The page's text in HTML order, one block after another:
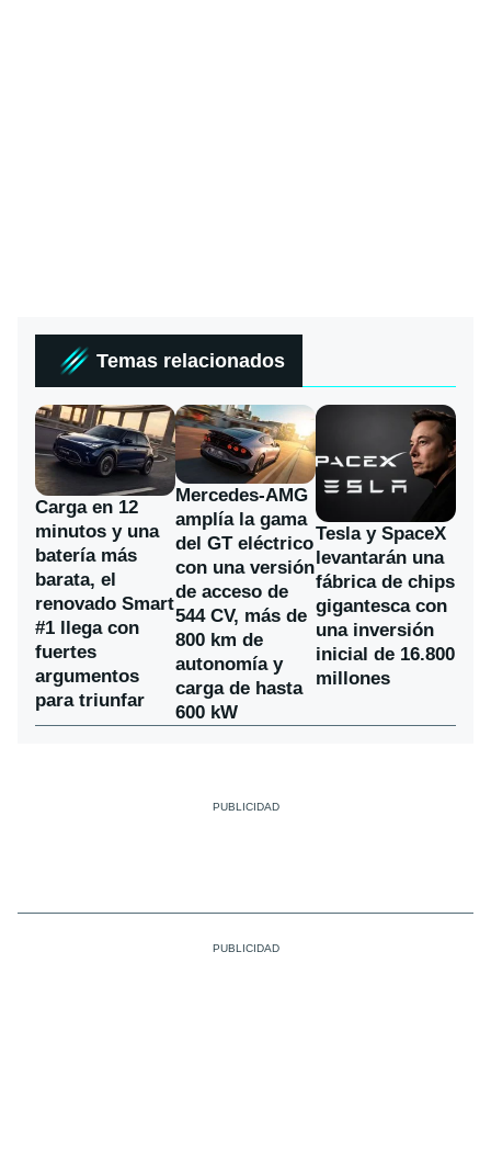
Temas relacionados
Carga en 12
minutos y una
batería más
barata, el
renovado Smart
#1 llega con
fuertes
argumentos
para triunfar
Mercedes-AMG
amplía la gama
del GT eléctrico
con una versión
de acceso de
544 CV, más de
800 km de
autonomía y
carga de hasta
600 kW
Tesla y SpaceX
levantarán una
fábrica de chips
gigantesca con
una inversión
inicial de 16.800
millones